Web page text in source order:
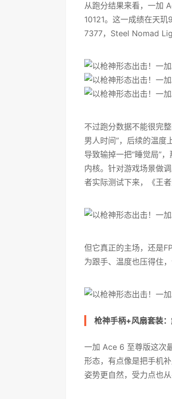
从跑分结果来看，一加
10121。这一成绩在天
7377，Steel Nomad
不过跑分数据不能很完
男人时间”，后续的温度
导致输掉一把“睡觉局”
内核。针对游戏场景做
者实际测试下来，《王
但它真正的主场，还是
为跟手、温度也压得住
枪神手柄+风扇套装
一加 Ace 6 至尊版这次
形态，有点像是把手机
姿势更自然，受力点也